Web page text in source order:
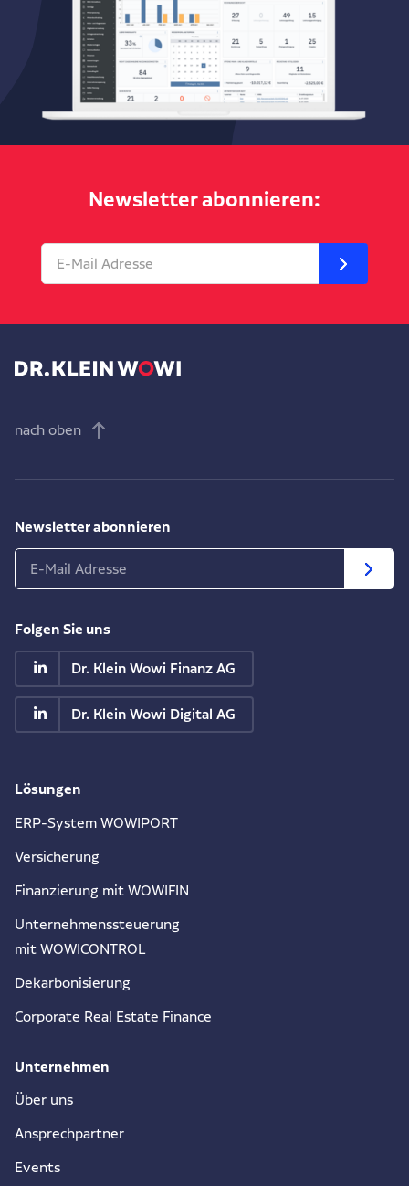
Newsletter abonnieren:
nach oben
Newsletter abonnieren
Folgen Sie uns
Dr. Klein Wowi Finanz AG
Dr. Klein Wowi Digital AG
Lösungen
ERP-System WOWIPORT
Versicherung
Finanzierung mit WOWIFIN
Unternehmenssteuerung
mit WOWICONTROL
Dekarbonisierung
Corporate Real Estate Finance
Unternehmen
Über uns
Ansprechpartner
Events